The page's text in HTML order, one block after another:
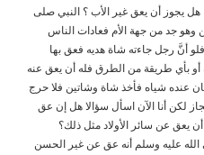
هل يجوز أن يعق غير اﻷب ؟ النبي صلى
جد من جهة اﻷم فعادات الناس
فلو أنَّ رجل جاءته شاة هديه فعق بها
أو بأي طريقة من الطرق فله أن يعق عنه
عنده شياه فأخذ شاة وشاتين فلا حرج
لكن أنا اﻵن اسأل سؤاﻻ هل إن عق
يعق عن سائر اﻷوﻻد مثل ذلك؟
عليه وسلم أنه عق عن غير الحسن